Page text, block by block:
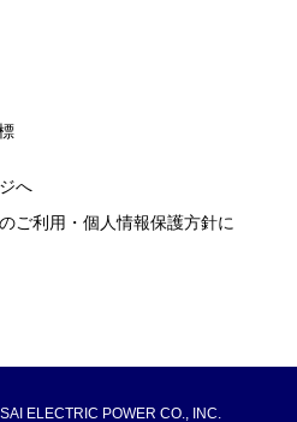
へ
ご利用・個人情報保護方針に
ELECTRIC POWER CO., INC.